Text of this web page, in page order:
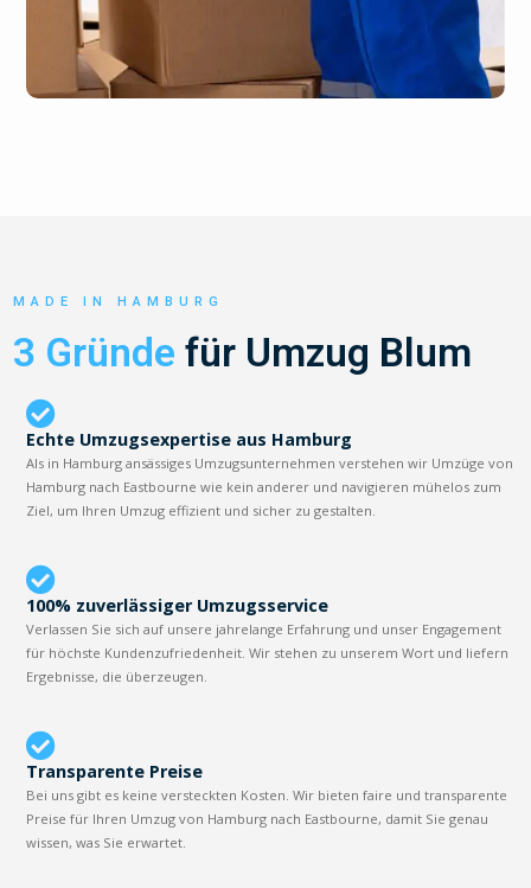
MADE IN HAMBURG
3 Gründe für Umzug Blum
Echte Umzugsexpertise aus Hamburg
Als in Hamburg ansässiges Umzugsunternehmen verstehen wir Umzüge von
Hamburg nach Eastbourne wie kein anderer und navigieren mühelos zum
Ziel, um Ihren Umzug effizient und sicher zu gestalten.
100% zuverlässiger Umzugsservice
Verlassen Sie sich auf unsere jahrelange Erfahrung und unser Engagement
für höchste Kundenzufriedenheit. Wir stehen zu unserem Wort und liefern
Ergebnisse, die überzeugen.
Transparente Preise
Bei uns gibt es keine versteckten Kosten. Wir bieten faire und transparente
Preise für Ihren Umzug von Hamburg nach Eastbourne, damit Sie genau
wissen, was Sie erwartet.